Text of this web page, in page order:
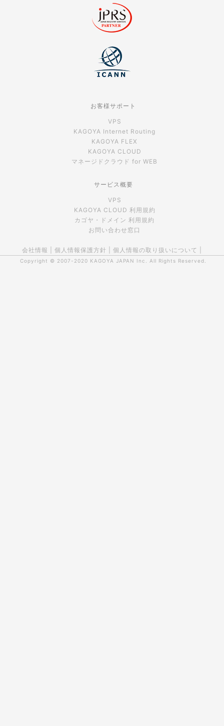
お客様サポート
VPS
KAGOYA Internet Routing
KAGOYA FLEX
KAGOYA CLOUD
マネージドクラウド for WEB
サービス概要
VPS
KAGOYA CLOUD 利用規約
カゴヤ・ドメイン 利用規約
お問い合わせ窓口
会社情報 個人情報保護方針 個人情報の取り扱いについて
Copyright © 2007-2020 KAGOYA JAPAN Inc. All Rights Reserved.